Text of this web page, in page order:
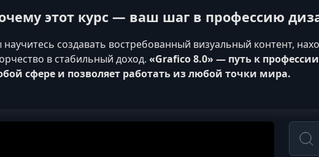
этот курс — ваш шаг в профессию
научитесь создавать востребованный визуальный контент,
в стабильный доход. «Grafico 8.0» — путь к
сфере и позволяет работать из любой точки мира.
Поиск